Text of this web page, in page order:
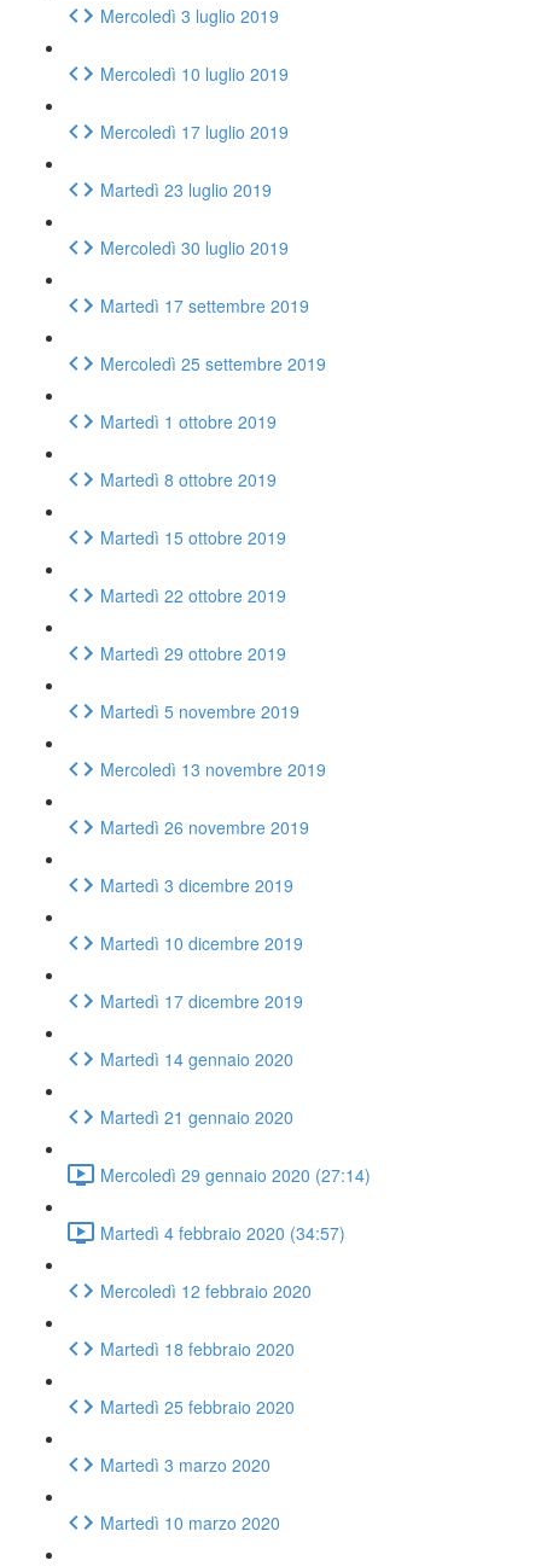
Mercoledì 3 luglio 2019
Mercoledì 10 luglio 2019
Mercoledì 17 luglio 2019
Martedì 23 luglio 2019
Mercoledì 30 luglio 2019
Martedì 17 settembre 2019
Mercoledì 25 settembre 2019
Martedì 1 ottobre 2019
Martedì 8 ottobre 2019
Martedì 15 ottobre 2019
Martedì 22 ottobre 2019
Martedì 29 ottobre 2019
Martedì 5 novembre 2019
Mercoledì 13 novembre 2019
Martedì 26 novembre 2019
Martedì 3 dicembre 2019
Martedì 10 dicembre 2019
Martedì 17 dicembre 2019
Martedì 14 gennaio 2020
Martedì 21 gennaio 2020
Mercoledì 29 gennaio 2020 (27:14)
Martedì 4 febbraio 2020 (34:57)
Mercoledì 12 febbraio 2020
Martedì 18 febbraio 2020
Martedì 25 febbraio 2020
Martedì 3 marzo 2020
Martedì 10 marzo 2020